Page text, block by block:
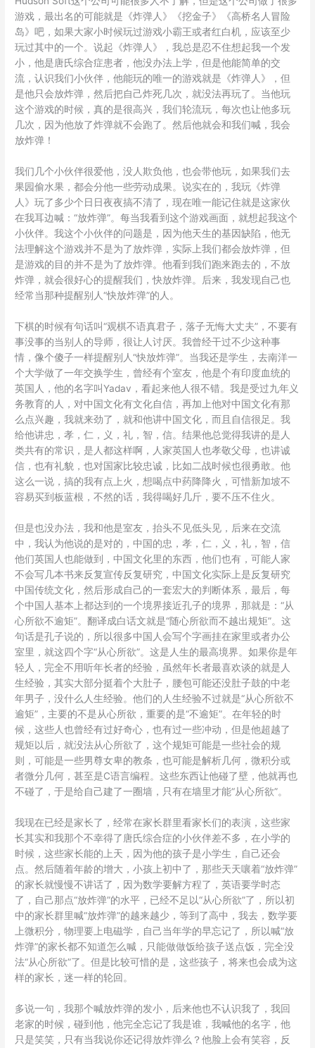
游戏，最出名的可能就是《炸弹人》《挖金子》《高桥名人冒险
岛》吧，如果大家小时候玩过游戏小霸王或者红白机，应该至少
玩过其中的一个。说起《炸弹人》，我总是忍不住想起我一个发
小，他是唐氏综合症患者，他没办法上学，但是他能简单的交
流，认识我们小伙伴，他能玩的唯一的游戏就是《炸弹人》，但
是他只会放炸弹，然后把自己炸死几次，就没法再玩了。当他玩
这个游戏的时候，真的是很高兴，我们轮流玩，每次也让他多玩
几次，因为他放了炸弹就不会跑了。然后他就会和我们喊，我会
放炸弹！
我们几个小伙伴很爱他，没人欺负他，也会带他玩，如果我们去
果园偷水果，都会分他一些劳动成果。说实在的，我玩《炸弹
人》玩了多少个日日夜夜搞不清了，现在唯一能记住就是这家伙
在我耳边喊：“放炸弹”。每当我看到这个游戏画面，就想起我这个
小伙伴。我这个小伙伴的问题是，因为他天生的基因缺陷，他无
法理解这个游戏并不是为了放炸弹，实际上我们都会放炸弹，但
是游戏的目的并不是为了放炸弹。他看到我们跑来跑去的，不放
炸弹，就会很好心的提醒我们，快放炸弹。后来，我发现自己也
经常当那种提醒别人“快放炸弹”的人。
下棋的时候有句话叫“观棋不语真君子，落子无悔大丈夫”，不要有
事没事的当别人的导师，很让人讨厌。我曾经干过不少这种事
情，像个傻子一样提醒别人“快放炸弹”。当我还是学生，去南洋一
个大学做了一年交换学生，曾经有个室友，他是个有印度血统的
英国人，他的名字叫Yadav，看起来他人很不错。我是受过九年义
务教育的人，对中国文化有文化自信，再加上他对中国文化有那
么点兴趣，我就来劲了，就和他讲中国文化，而且自信很足。我
给他讲忠，孝，仁，义，礼，智，信。结果他总觉得我讲的是人
类共有的常识，是人都这样啊，人家英国人也孝敬父母，也讲诚
信，也有礼貌，也对国家比较忠诚，比如二战时候也很勇敢。他
这么一说，搞的我有点上火，想喝点中药降降火，可惜新加坡不
容易买到板蓝根，不然的话，我得喝好几斤，要不压不住火。
但是也没办法，我和他是室友，抬头不见低头见，后来在交流
中，我认为他说的是对的，中国的忠，孝，仁，义，礼，智，信
他们英国人也能做到，中国文化里的东西，他们也有，可能人家
不会写几本书来反复宣传反复研究，中国文化实际上是反复研究
中国传统文化，然后形成自己的一套宏大的判断体系，最后，每
个中国人基本上都达到的一个境界接近孔子的境界，那就是：“从
心所欲不逾矩”。翻译成白话文就是“随心所欲而不越出规矩”。这
句话是孔子说的，所以很多中国人会写个字画挂在家里或者办公
室里，就这四个字“从心所欲”。这是人生的最高境界。如果你是年
轻人，完全不用听年长者的经验，虽然年长者最喜欢谈的就是人
生经验，其实大部分挺着个大肚子，腰包可能还没肚子鼓的中老
年男子，没什么人生经验。他们的人生经验不过就是“从心所欲不
逾矩”，主要的不是从心所欲，重要的是“不逾矩”。在年轻的时
候，这些人也曾经有过好奇心，也有过一些冲动，但是他超越了
规矩以后，就没法从心所欲了，这个规矩可能是一些社会的规
则，可能是一些男尊女卑的教条，也可能是解析几何，微积分或
者微分几何，甚至是C语言编程。这些东西让他碰了壁，他就再也
不碰了，于是给自己建了一圈墙，只有在墙里才能“从心所欲”。
我现在已经是家长了，经常在家长群里看家长们的表演，这些家
长其实和我那个不幸得了唐氏综合症的小伙伴差不多，在小学的
时候，这些家长能的上天，因为他的孩子是小学生，自己还会
点。然后随着年龄的增大，小孩上初中了，那些天天嚷着“放炸弹”
的家长就慢慢不讲话了，因为数学要解方程了，英语要学时态
了，自己那点“放炸弹”的水平，已经不足以“从心所欲”了，所以初
中的家长群里喊“放炸弹”的越来越少，等到了高中，我去，数学要
上微积分，物理要上电磁学，自己当年学的早忘记了，所以喊“放
炸弹”的家长都不知道怎么喊，只能做做饭给孩子送点饭，完全没
法“从心所欲”了。但是比较可惜的是，这些孩子，将来也会成为这
样的家长，迷一样的轮回。
多说一句，我那个喊放炸弹的发小，后来他也不认识我了，我回
老家的时候，碰到他，他完全忘记了我是谁，我喊他的名字，他
只是笑笑，只有当我说你还记得放炸弹么？他脸上会有笑容，反